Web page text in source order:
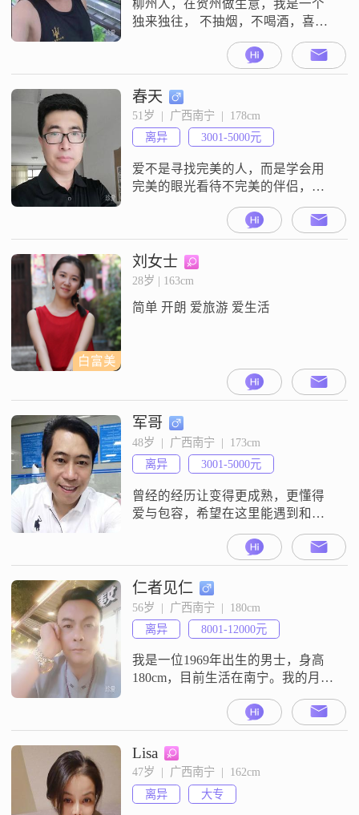
欢在生活
柳州人，在贺州做生意，我是一个
独来独往， 不抽烟，不喝酒，喜欢
买菜下厨，一日三餐都自己动手，
每天除了上班就是下班，真心真意
找老婆好好过日子，手机抖音有秘
密的请绕道走谢谢
春天
51岁  |  广西南宁  |  178cm
离异
3001-5000元
爱不是寻找完美的人，而是学会用
完美的眼光看待不完美的伴侣，愿
以后余生找到一位爱其所同，敬其
所异，互相理解，互相包容的伴侣
过好余生！
白富美
刘女士
28岁 | 163cm
简单 开朗 爱旅游 爱生活
军哥
48岁  |  广西南宁  |  173cm
离异
3001-5000元
曾经的经历让变得更成熟，更懂得
爱与包容，希望在这里能遇到和我
一样懂爱和包容，善于沟通，善良
仁者见仁
56岁  |  广西南宁  |  180cm
离异
8001-12000元
我是一位1969年出生的男士，身高
180cm，目前生活在南宁。我的月收
入在8001到12000元之间，虽然学历
是高中及以下，但我一直保持着积
极向上的生活态度。我性格幽默风
趣，总是能给身边的人带来欢笑。
在生活中，我非常乐观积极，无论
遇到什么困难，都能以平和的心态
去面对。我随和易相处，真诚可
Lisa
47岁  |  广西南宁  |  162cm
离异
大专